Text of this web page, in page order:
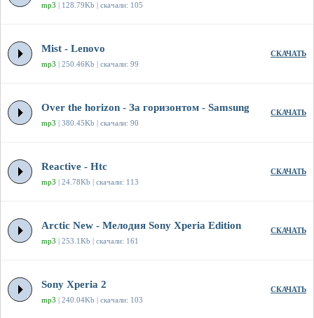
mp3 | 128.79Kb | скачали: 105
Mist - Lenovo
mp3 | 250.46Kb | скачали: 99
СКАЧАТЬ
Over the horizon - За горизонтом - Samsung
mp3 | 380.45Kb | скачали: 90
СКАЧАТЬ
Reactive - Htc
mp3 | 24.78Kb | скачали: 113
СКАЧАТЬ
Arctic New - Мелодия Sony Xperia Edition
mp3 | 253.1Kb | скачали: 161
СКАЧАТЬ
Sony Xperia 2
mp3 | 240.04Kb | скачали: 103
СКАЧАТЬ